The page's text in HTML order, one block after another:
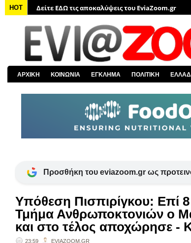
HOT
Δείτε ΕΔΩ τις αποκαλύψεις του EviaZoom.gr
Δείτε ΕΔΩ όλα τα αστυνομικά νέα
Δείτε ΕΔΩ όλα τα νέα από τον κόσμο
Δείτε ΕΔΩ όλα τα νέα για την Χαλκίδα και όλη
Δείτε ΕΔΩ όλες τις ειδήσεις από την Ελλάδα
Δείτε ΕΔΩ όλα τα πολιτικά νέα
ΑΡΧΙΚΗ ΚΟΙΝΩΝΙΑ ΕΓΚΛΗΜΑ ΠΟΛΙΤΙΚΗ
Προσθήκη του eviazoom.gr ως
Υπόθεση Πισπιρίγκου: Επί
Τμήμα Ανθρωποκτονιών ο
και στο τέλος αποχώρησε -
23:59 EVIAZOOM.GR